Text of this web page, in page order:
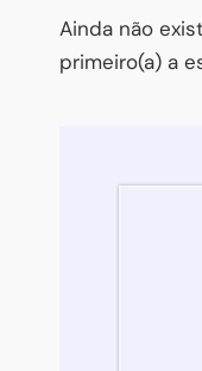
Ainda não
primeiro(a) a